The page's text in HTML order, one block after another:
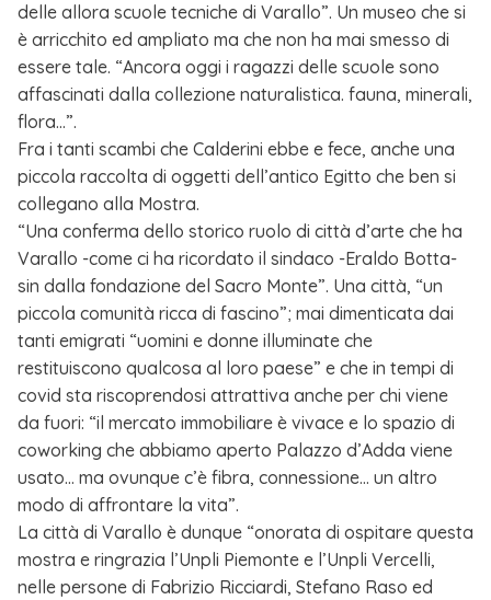
delle allora scuole tecniche di Varallo”. Un museo che si
è arricchito ed ampliato ma che non ha mai smesso di
essere tale. “Ancora oggi i ragazzi delle scuole sono
affascinati dalla collezione naturalistica. fauna, minerali,
flora…”.
Fra i tanti scambi che Calderini ebbe e fece, anche una
piccola raccolta di oggetti dell’antico Egitto che ben si
collegano alla Mostra.
“Una conferma dello storico ruolo di città d’arte che ha
Varallo -come ci ha ricordato il sindaco -Eraldo Botta-
sin dalla fondazione del Sacro Monte”. Una città, “un
piccola comunità ricca di fascino”; mai dimenticata dai
tanti emigrati “uomini e donne illuminate che
restituiscono qualcosa al loro paese” e che in tempi di
covid sta riscoprendosi attrattiva anche per chi viene
da fuori: “il mercato immobiliare è vivace e lo spazio di
coworking che abbiamo aperto Palazzo d’Adda viene
usato… ma ovunque c’è fibra, connessione… un altro
modo di affrontare la vita”.
La città di Varallo è dunque “onorata di ospitare questa
mostra e ringrazia l’Unpli Piemonte e l’Unpli Vercelli,
nelle persone di Fabrizio Ricciardi, Stefano Raso ed